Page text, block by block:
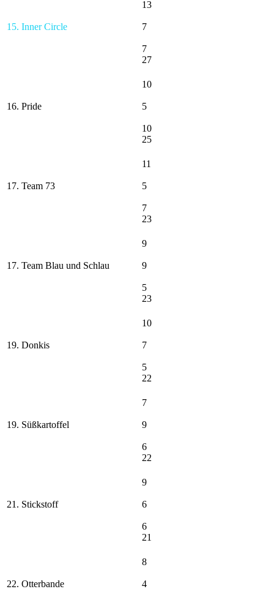
15. Inner Circle
13
7
7
27
16. Pride
10
5
10
25
17. Team 73
11
5
7
23
17. Team Blau und Schlau
9
9
5
23
19. Donkis
10
7
5
22
19. Süßkartoffel
7
9
6
22
21. Stickstoff
9
6
6
21
22. Otterbande
8
4